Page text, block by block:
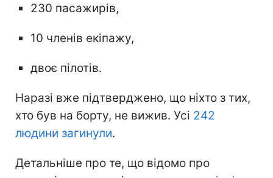
230 пасажирів,
10 членів екіпажу,
двоє пілотів.
Наразі вже підтверджено, що ніхто з тих,
хто був на борту, не вижив. Усі 242
людини загинули.
Детальніше про те, що відомо про